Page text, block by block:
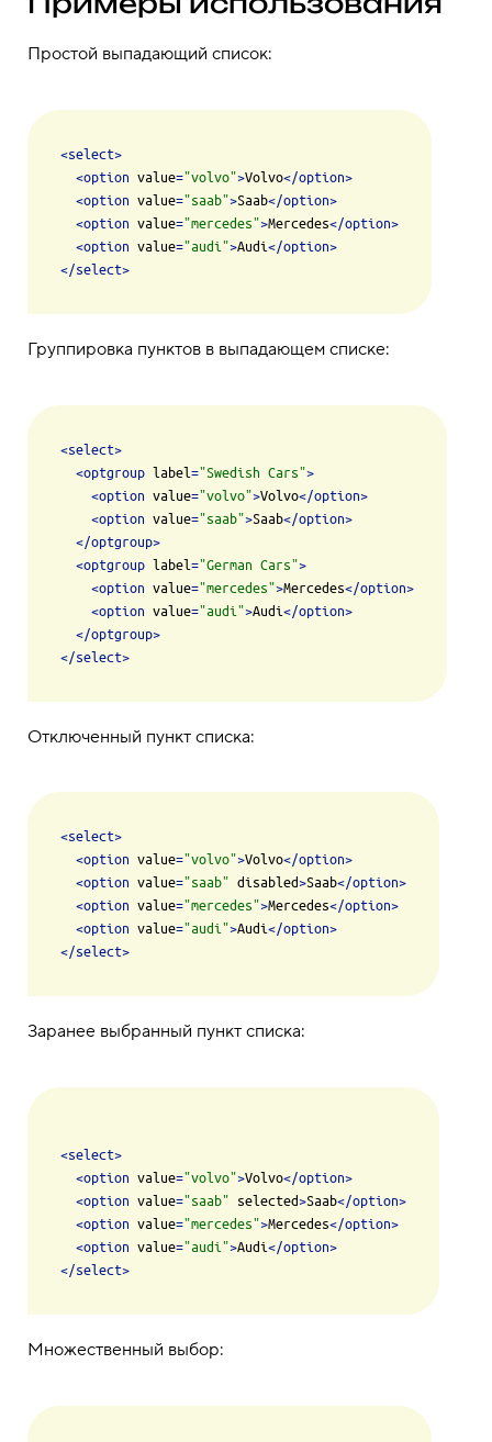
Простой выпадающий список:
<select>
<option value="volvo">Volvo</option>
<option value="saab">Saab</option>
<option value="mercedes">Mercedes</option>
<option value="audi">Audi</option>
</select>
Группировка пунктов в выпадающем списке:
<select>
<optgroup label ="Swedish Cars">
<option value="volvo">Volvo</option>
<option value="saab">Saab</option>
</optgroup>
<optgroup label ="German Cars">
<option value="mercedes">Mercedes</option>
<option value="audi">Audi </option>
</optgroup>
</select>
Отключенный пункт списка:
<select>
<option value="volvo">Volvo</option>
<option value="saab" disabled>Saab</option>
<option value="mercedes">Mercedes</option>
<option value="audi">Audi</option>
</select>
Заранее выбранный пункт списка:
<select>
<option value="volvo">Volvo</option>
<option value="saab" selected>Saab</option>
<option value="mercedes">Mercedes</option>
<option value="audi">Audi</option>
</select>
Множественный выбор: